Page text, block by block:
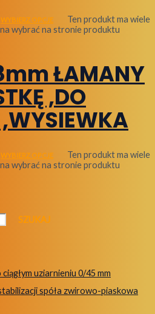
WYBIERZ OPCJE
Ten produkt ma wiele
wybrać na stronie produktu
ŁAMANY
,DO
WYBIERZ OPCJE
Ten produkt ma wiele
wybrać na stronie produktu
SZUKAJ
uziarnieniu 0/45 mm
spóła zwirowo-piaskowa